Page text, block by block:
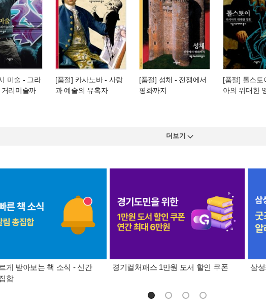
미술 - 그라
리미술까
[품절] 카사노바- 사랑
과 예술의 유혹자
[품절] 성채 - 전쟁에서
평화까지
[품절] 톨스토
아의 위대한
더보기
게 받아보는 책 소식 - 신간
합
경기컬처패스 1만원 도서 할인 쿠폰 삼